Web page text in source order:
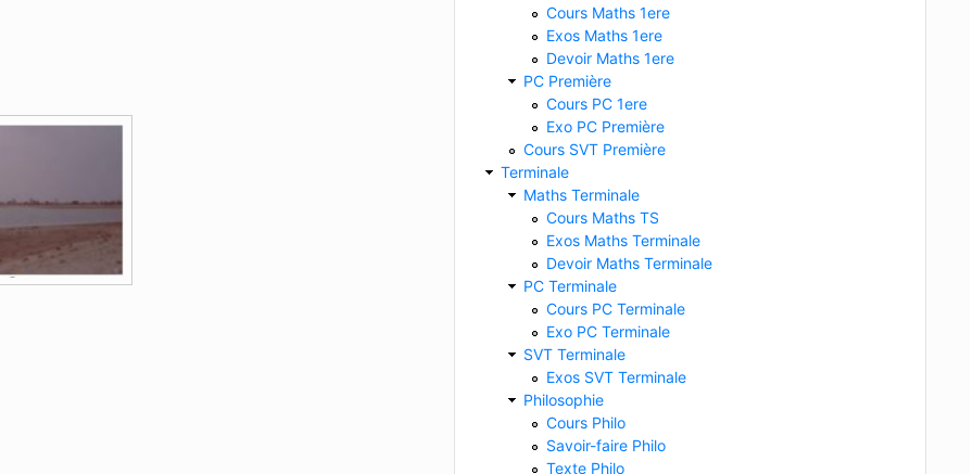
Cours Maths 1ere
Exos Maths 1ere
Devoir Maths 1ere
PC Première
Cours PC 1ere
Exo PC Première
Cours SVT Première
Terminale
Maths Terminale
Cours Maths TS
Exos Maths Terminale
Devoir Maths Terminale
PC Terminale
Cours PC Terminale
Exo PC Terminale
SVT Terminale
Exos SVT Terminale
Philosophie
Cours Philo
Savoir-faire Philo
Texte Philo